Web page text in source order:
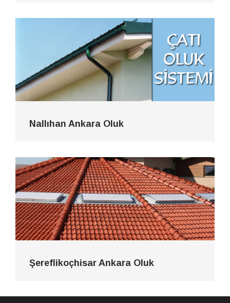
Nallıhan Ankara Oluk
Şereflikoçhisar Ankara Oluk